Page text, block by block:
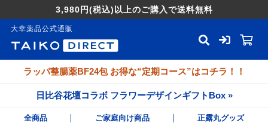
3,980円(税込) 以上のご購入で送料無料
大幸薬品公式通販
ラッパ整腸薬BF24包 お得な“定期コース”はコチラ！！
日比谷花壇コラボ フラワーデザインギフトBox »
全商品 ご家庭向け商品 正露丸グッズ